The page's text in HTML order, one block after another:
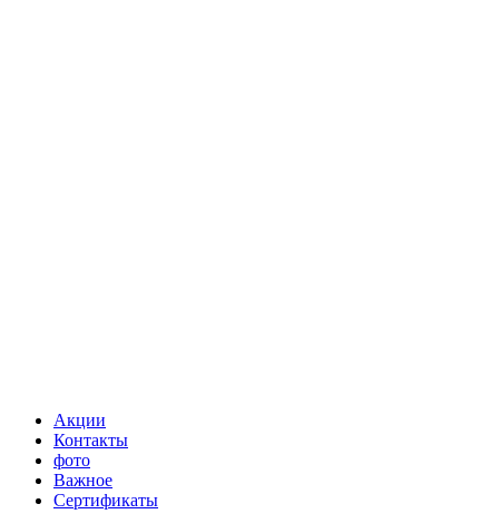
Акции
Контакты
фото
Важное
Сертификаты